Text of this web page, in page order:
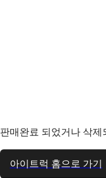
판매완료 되었거나 삭
아이트럭 홈으로 가기